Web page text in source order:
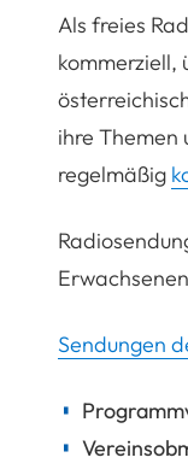
Als freies
kommerziell,
ihre Themen
regelmäßig
Sendungen